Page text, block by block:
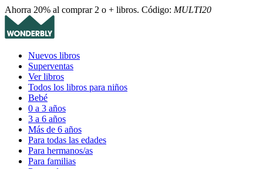
Ahorra 20% al comprar 2 o + libros. Código: MULTI20
Nuevos libros
Superventas
Ver libros
Todos los libros para niños
Bebé
0 a 3 años
3 a 6 años
Más de 6 años
Para todas las edades
Para hermanos/as
Para familias